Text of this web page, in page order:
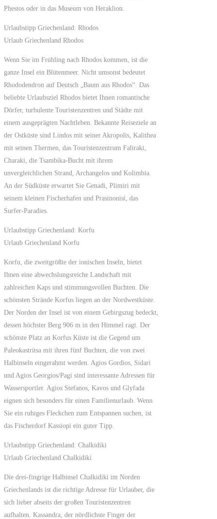
Phestos oder in das Museum von Heraklion.
Urlaubstipp Griechenland: Rhodos
Urlaub Griechenland Rhodos
Wenn Sie im Frühling nach Rhodos kommen, ist die
ganze Insel ein Blütenmeer. Nicht umsonst bedeutet
Rhododendron auf Deutsch „Baum aus Rhodos“. Das
beliebte Urlaubsziel Rhodos bietet Ihnen romantische
Dörfer, turbulente Touristenzentren und Städte mit
einem ausgeprägten Nachtleben. Bekannte Reiseziele an
der Ostküste sind Lindos mit seiner Akropolis, Kalithea
mit seinen Thermen, das Touristenzentrum Faliraki,
Charaki, die Tsambika-Bucht mit ihrem
unvergleichlichen Strand, Archangelos und Kolimbia.
An der Südküste erwartet Sie Genadi, Plimiri mit
seinem kleinen Fischerhafen und Prasinonisi, das
Surfer-Paradies.
Urlaubstipp Griechenland: Korfu
Urlaub Griechenland Korfu
Korfu, die zweitgrößte der ionischen Inseln, bietet
Ihnen eine abwechslungsreiche Landschaft mit
zahlreichen Kaps und stimmungsvollen Buchten. Die
schönsten Strände Korfus liegen an der Nordwestküste.
Der Norden der Insel ist von einem Gebirgszug bedeckt,
dessen höchster Berg 906 m in den Himmel ragt. Der
schönste Platz an Korfus Küste ist die Gegend um
Paleokastritsa mit ihren fünf Buchten, die von zwei
Halbinseln eingerahmt werden. Agios Gordios, Sidari
und Agios Georgios/Pagi sind interessante Adressen für
Wassersportler. Agios Stefanos, Kavos und Glyfada
eignen sich besonders für einen Familienurlaub. Wenn
Sie ein ruhiges Fleckchen zum Entspannen suchen, ist
das Fischerdorf Kassiopi ein guter Tipp.
Urlaubstipp Griechenland: Chalkidiki
Urlaub Griechenland Chalkidiki
Die drei-fingrige Halbinsel Chalkidiki im Norden
Griechenlands ist die richtige Adresse für Urlauber, die
sich lieber abseits der großen Touristenzentren
aufhalten. Kassandra, der nördlichste Finger der